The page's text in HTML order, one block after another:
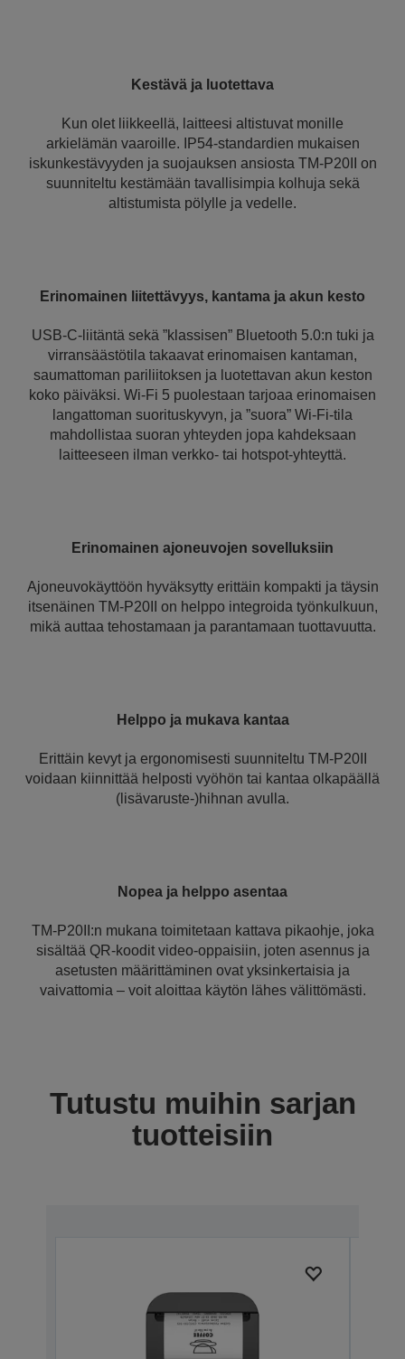
Kestävä ja luotettava
Kun olet liikkeellä, laitteesi altistuvat monille
arkielämän vaaroille. IP54-standardien mukaisen
iskunkestävyyden ja suojauksen ansiosta TM-P20II on
suunniteltu kestämään tavallisimpia kolhuja sekä
altistumista pölylle ja vedelle.
Erinomainen liitettävyys, kantama ja akun kesto
USB-C-liitäntä sekä ”klassisen” Bluetooth 5.0:n tuki ja
virransäästötila takaavat erinomaisen kantaman,
saumattoman pariliitoksen ja luotettavan akun keston
koko päiväksi. Wi-Fi 5 puolestaan tarjoaa erinomaisen
langattoman suorituskyvyn, ja ”suora” Wi-Fi-tila
mahdollistaa suoran yhteyden jopa kahdeksaan
laitteeseen ilman verkko- tai hotspot-yhteyttä.
Erinomainen ajoneuvojen sovelluksiin
Ajoneuvokäyttöön hyväksytty erittäin kompakti ja täysin
itsenäinen TM-P20II on helppo integroida työnkulkuun,
mikä auttaa tehostamaan ja parantamaan tuottavuutta.
Helppo ja mukava kantaa
Erittäin kevyt ja ergonomisesti suunniteltu TM-P20II
voidaan kiinnittää helposti vyöhön tai kantaa olkapäällä
(lisävaruste-)hihnan avulla.
Nopea ja helppo asentaa
TM-P20II:n mukana toimitetaan kattava pikaohje, joka
sisältää QR-koodit video-oppaisiin, joten asennus ja
asetusten määrittäminen ovat yksinkertaisia ja
vaivattomia – voit aloittaa käytön lähes välittömästi.
Tutustu muihin sarjan
tuotteisiin